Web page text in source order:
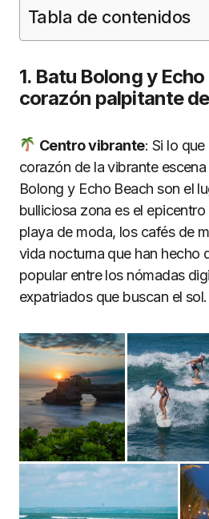
Tabla de contenidos
1. Batu Bolong y
corazón palpitante
Centro vibrante: Si lo
corazón de la vibrante
Bolong y Echo Beach son el
bulliciosa zona es el
playa de moda, los cafés de
vida nocturna que han hecho
popular entre los nómadas
expatriados que buscan el sol.